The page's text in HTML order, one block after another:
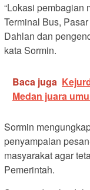
“Lokasi pembagian
Terminal Bus,
Dahlan dan
kata Sormin.
Baca juga
Medan juara
Sormin
penyampaian
masyarakat agar
Pemerintah.